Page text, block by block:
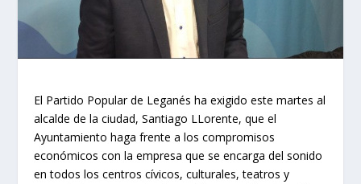
El Partido Popular de Leganés ha exigido este martes al
alcalde de la ciudad, Santiago LLorente, que el
Ayuntamiento haga frente a los compromisos
económicos con la empresa que se encarga del sonido
en todos los centros cívicos, culturales, teatros y